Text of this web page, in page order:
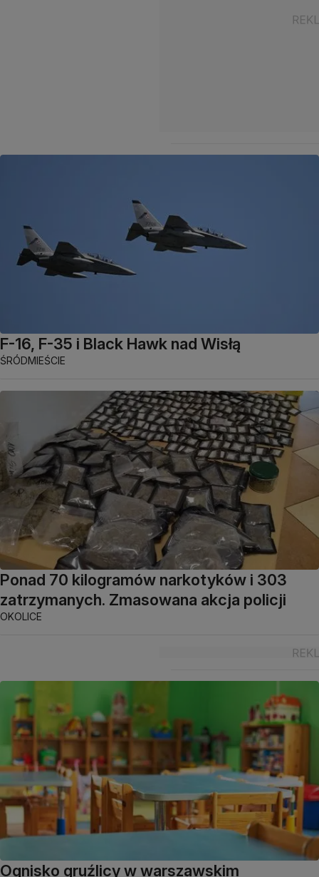
F-16, F-35 i Black Hawk nad Wisłą
ŚRÓDMIEŚCIE
Ponad 70 kilogramów narkotyków i 303
zatrzymanych. Zmasowana akcja policji
OKOLICE
Ognisko gruźlicy w warszawskim